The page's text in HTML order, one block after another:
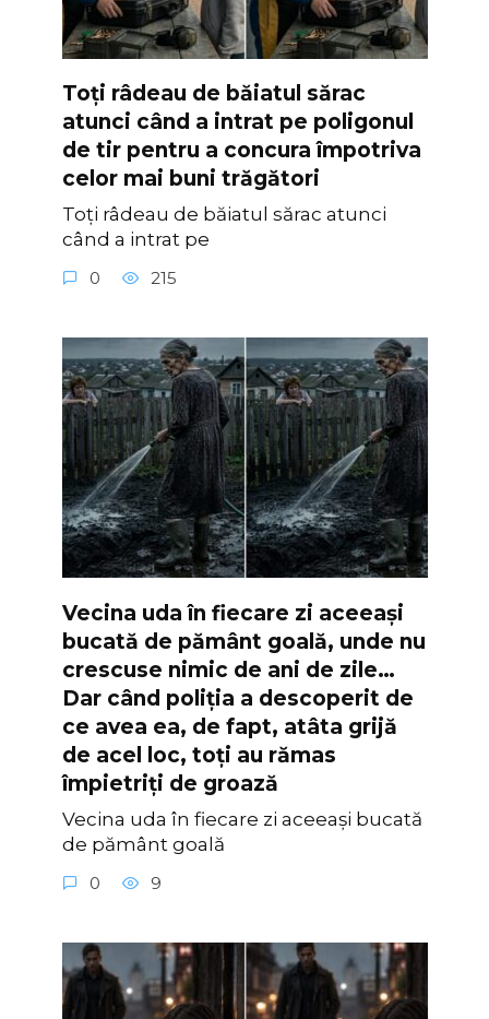
Toți râdeau de băiatul sărac
atunci când a intrat pe poligonul
de tir pentru a concura împotriva
celor mai buni trăgători
Toți râdeau de băiatul sărac atunci
când a intrat pe
0 215
Vecina uda în fiecare zi aceeași
bucată de pământ goală, unde nu
crescuse nimic de ani de zile…
Dar când poliția a descoperit de
ce avea ea, de fapt, atâta grijă
de acel loc, toți au rămas
împietriți de groază
Vecina uda în fiecare zi aceeași bucată
de pământ goală
0 9